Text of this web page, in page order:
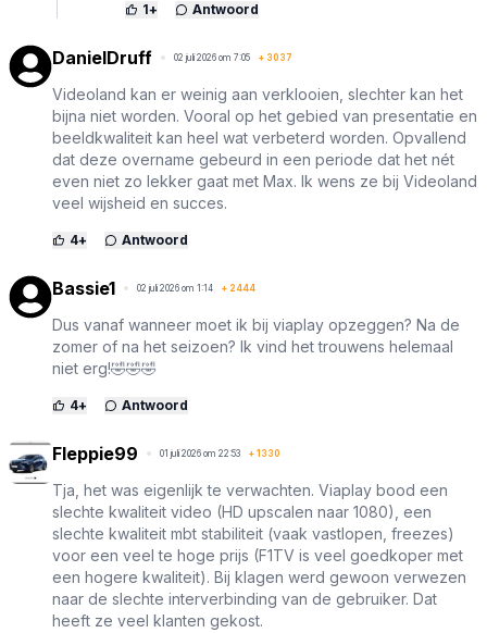
1+ Antwoord
DanielDruff 02 juli 2026 om 7:05 + 3037
Videoland kan er weinig aan verklooien, slechter kan het
bijna niet worden. Vooral op het gebied van presentatie en
beeldkwaliteit kan heel wat verbeterd worden. Opvallend
dat deze overname gebeurd in een periode dat het nét
even niet zo lekker gaat met Max. Ik wens ze bij Videoland
veel wijsheid en succes.
4+ Antwoord
Bassie1 02 juli 2026 om 1:14 + 2444
Dus vanaf wanneer moet ik bij viaplay opzeggen? Na de
zomer of na het seizoen? Ik vind het trouwens helemaal
niet erg!🤣🤣🤣
4+ Antwoord
Fleppie99 01 juli 2026 om 22:53 + 1330
Tja, het was eigenlijk te verwachten. Viaplay bood een
slechte kwaliteit video (HD upscalen naar 1080), een
slechte kwaliteit mbt stabiliteit (vaak vastlopen, freezes)
voor een veel te hoge prijs (F1TV is veel goedkoper met
een hogere kwaliteit). Bij klagen werd gewoon verwezen
naar de slechte interverbinding van de gebruiker. Dat
heeft ze veel klanten gekost.